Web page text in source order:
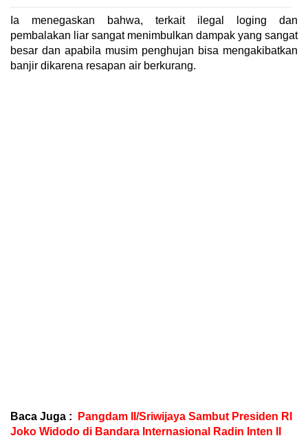
Ia menegaskan bahwa, terkait ilegal loging dan
pembalakan liar sangat menimbulkan dampak yang sangat
besar dan apabila musim penghujan bisa mengakibatkan
banjir dikarena resapan air berkurang.
Baca Juga :
Pangdam II/Sriwijaya Sambut Presiden RI
Joko Widodo di Bandara Internasional Radin Inten II